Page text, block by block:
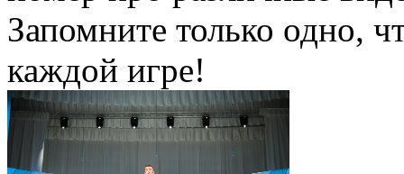
Запомните только одно,
каждой игре!